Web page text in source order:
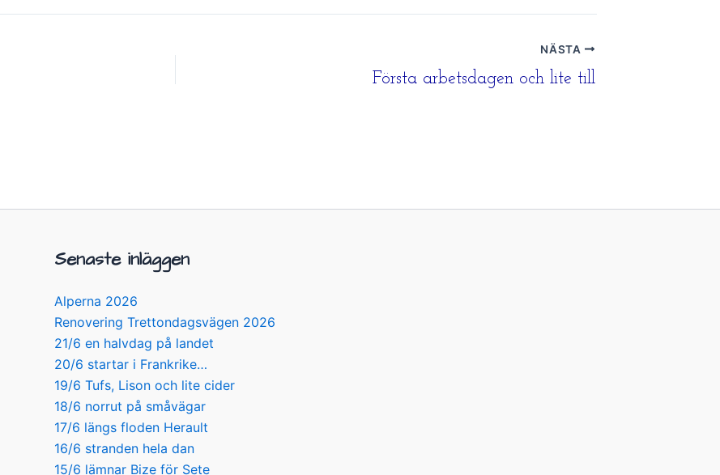
NÄSTA
Första arbetsdagen och lite till
Senaste inläggen
Alperna 2026
Renovering Trettondagsvägen 2026
21/6 en halvdag på landet
20/6 startar i Frankrike…
19/6 Tufs, Lison och lite cider
18/6 norrut på småvägar
17/6 längs floden Herault
16/6 stranden hela dan
15/6 lämnar Bize för Sete